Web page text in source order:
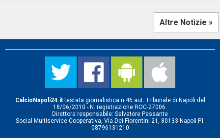
Altre Notizie »
CalcioNapoli24.ittestata giornalistica n.46 aut. Tribunale di Napoli del
18/06/2010 - N. registrazione ROC-27006.
Direttore responsabile: Salvatore Passante
Social Multiservice Cooperativa, Via Dei Fiorentini 21, 80133 Napoli P.I.
08796131210